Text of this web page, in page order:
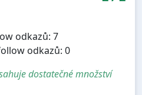
odkazů: 7
odkazů: 0
dostatečné množství